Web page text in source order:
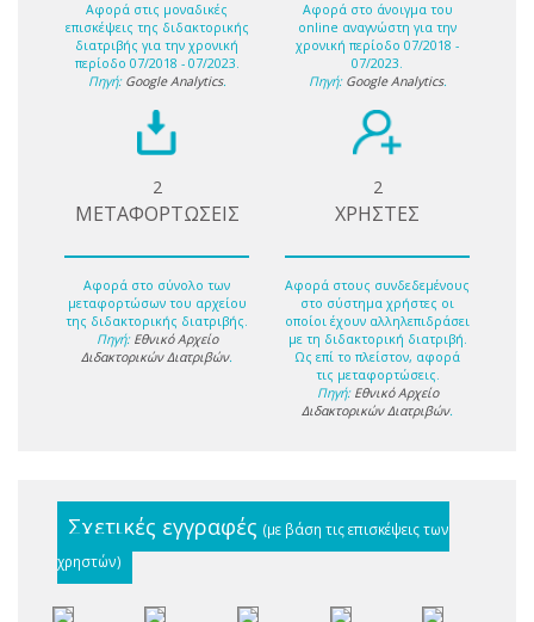
Αφορά στις μοναδικές
επισκέψεις της διδακτορικής
διατριβής για την χρονική
περίοδο 07/2018 - 07/2023.
Πηγή: Google Analytics.
Αφορά στο άνοιγμα του
online αναγνώστη για την
χρονική περίοδο 07/2018 -
07/2023.
Πηγή: Google Analytics.
2
ΜΕΤΑΦΟΡΤΩΣΕΙΣ
Αφορά στο σύνολο των
μεταφορτώσων του αρχείου
της διδακτορικής διατριβής.
Πηγή: Εθνικό Αρχείο
Διδακτορικών Διατριβών.
2
ΧΡΗΣΤΕΣ
Αφορά στους συνδεδεμένους
στο σύστημα χρήστες οι
οποίοι έχουν αλληλεπιδράσει
με τη διδακτορική διατριβή.
Ως επί το πλείστον, αφορά
τις μεταφορτώσεις.
Πηγή: Εθνικό Αρχείο
Διδακτορικών Διατριβών.
Σχετικές εγγραφές (με βάση τις επισκέψεις των
χρηστών)